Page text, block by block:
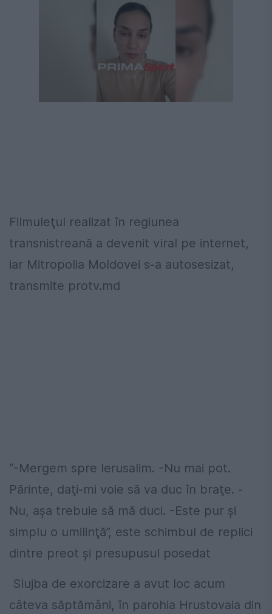
Filmuleţul realizat în regiunea
transnistreană a devenit viral pe internet,
iar Mitropolia Moldovei s-a autosesizat,
transmite protv.md
“-Mergem spre Ierusalim. -Nu mai pot.
Părinte, daţi-mi voie să va duc în braţe. -
Nu, aşa trebuie să mă duci. -Este pur şi
simplu o umilinţă”, este schimbul de replici
dintre preot şi presupusul posedat
Slujba de exorcizare a avut loc acum
câteva săptămâni, în parohia Hrustovaia din